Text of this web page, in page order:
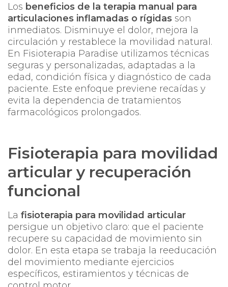
Los beneficios de la terapia manual para
articulaciones inflamadas o rígidas son
inmediatos. Disminuye el dolor, mejora la
circulación y restablece la movilidad natural.
En Fisioterapia Paradise utilizamos técnicas
seguras y personalizadas, adaptadas a la
edad, condición física y diagnóstico de cada
paciente. Este enfoque previene recaídas y
evita la dependencia de tratamientos
farmacológicos prolongados.
Fisioterapia para movilidad
articular y recuperación
funcional
La fisioterapia para movilidad articular
persigue un objetivo claro: que el paciente
recupere su capacidad de movimiento sin
dolor. En esta etapa se trabaja la reeducación
del movimiento mediante ejercicios
específicos, estiramientos y técnicas de